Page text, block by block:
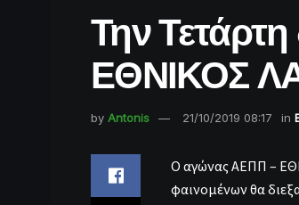
Την
ΕΘΝΙΚΟΣ
by Antonis 21/10/2019 08:17 in
Ο αγώνας ΑΕΠΠ –
φαινομένων θα